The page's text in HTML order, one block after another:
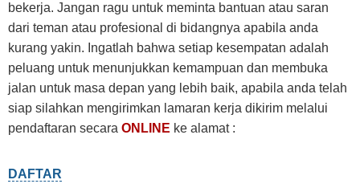
bekerja. Jangan ragu untuk meminta bantuan atau saran
dari teman atau profesional di bidangnya apabila anda
kurang yakin. Ingatlah bahwa setiap kesempatan adalah
peluang untuk menunjukkan kemampuan dan membuka
jalan untuk masa depan yang lebih baik, apabila anda telah
siap silahkan mengirimkan lamaran kerja dikirim melalui
pendaftaran secara ONLINE ke alamat :
DAFTAR